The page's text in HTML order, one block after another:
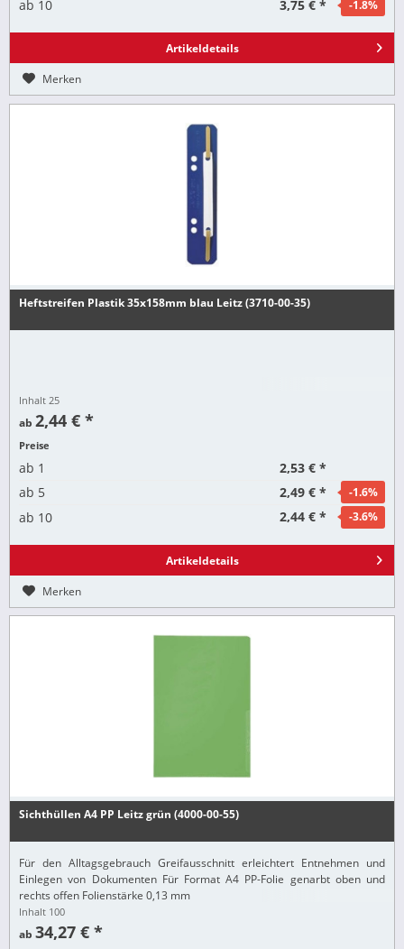
ab 10 3,75 € * -1.8%
Artikeldetails
Merken
Heftstreifen Plastik 35x158mm blau Leitz (3710-00-35)
Inhalt 25
ab2,44 € *
Preise
ab 1
2,53 € *
ab 5 2,49 € * -1.6%
ab 10 2,44 € * -3.6%
Artikeldetails
Merken
Sichthüllen A4 PP Leitz grün (4000-00-55)
Für den Alltagsgebrauch Greifausschnitt erleichtert Entnehmen und
Einlegen von Dokumenten Für Format A4 PP-Folie genarbt oben und
rechts offen Folienstärke 0,13 mm
Inhalt 100
ab34,27 € *